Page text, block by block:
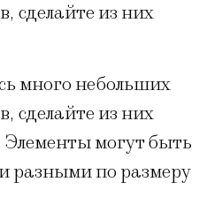
сделайте из них
много небольших
сделайте из них
Элементы могут быть
разными по размеру